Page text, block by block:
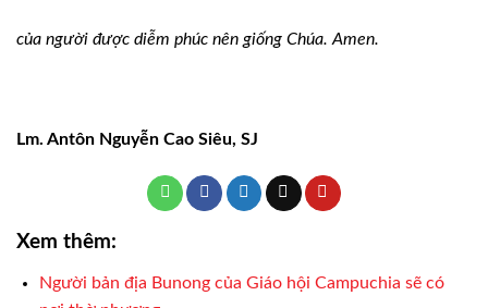
của người được diễm phúc nên giống Chúa. Amen.
Lm. Antôn Nguyễn Cao Siêu, SJ
Xem thêm:
Người bản địa Bunong của Giáo hội Campuchia sẽ có